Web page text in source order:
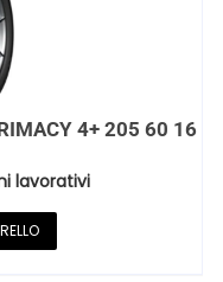
4+ 205 60 16
lavorativi